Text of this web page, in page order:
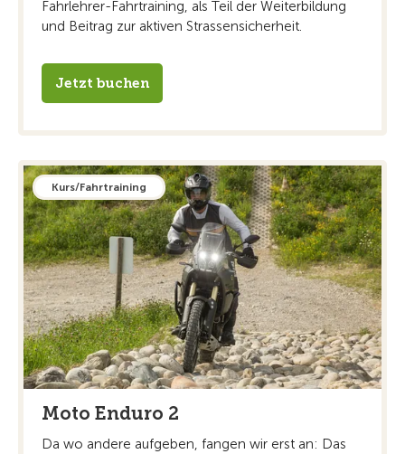
Fahrlehrer-Fahrtraining, als Teil der Weiterbildung
und Beitrag zur aktiven Strassensicherheit.
Jetzt buchen
Kurs/Fahrtraining
Moto Enduro 2
Da wo andere aufgeben, fangen wir erst an: Das